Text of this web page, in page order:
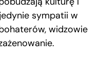
sympatii w
widzowie